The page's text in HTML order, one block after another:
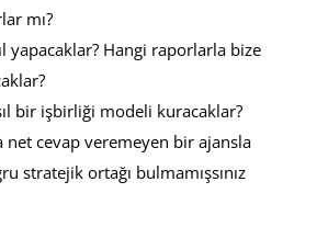
mı?
yapacaklar? Hangi raporlarla bize
bir işbirliği modeli kuracaklar?
net cevap veremeyen bir ajansla
stratejik ortağı bulmamışsınız